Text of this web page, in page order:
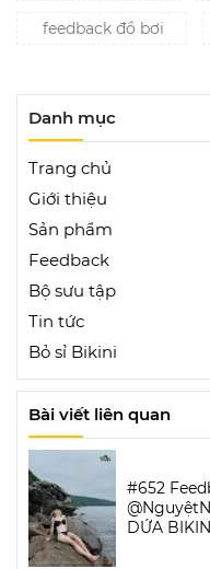
feedback đồ bơi
Danh mục
Trang chủ
Giới thiệu
Sản phẩm
Feedback
Bộ sưu tập
Tin tức
Bỏ sỉ Bikini
Bài viết liên quan
#652
DỨA